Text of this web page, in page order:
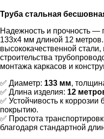
Труба стальная
Надежность и прочность —
133х4 мм длиной 12
высококачественной
строительства
монтажа каркасов и
✅ Диаметр: 133 мм,
✅ Длина изделия: 12
✅ Устойчивость к
покрытию.
✅ Простота
благодаря стандартной